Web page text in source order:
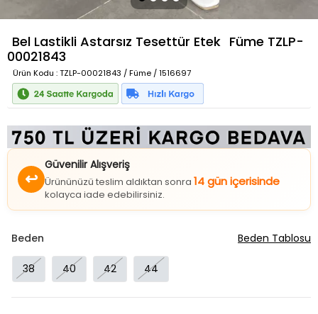
Bel Lastikli Astarsız Tesettür Etek Füme TZLP-
00021843
Ürün Kodu : TZLP-00021843 / Füme / 1516697
↩
Güvenilir Alışveriş
Ürününüzü teslim aldıktan sonra 14 gün içerisinde
kolayca iade edebilirsiniz.
Beden
38 40 42 44
Beden Tablosu